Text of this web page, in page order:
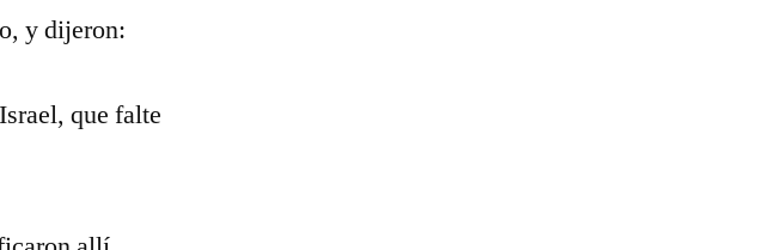
y dijeron:
que falte